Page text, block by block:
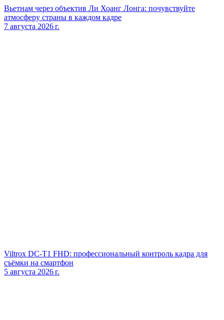
Вьетнам через объектив Ли Хоанг Лонга: почувствуйте
атмосферу страны в каждом кадре
7 августа 2026 г.
Viltrox DC‑T1 FHD: профессиональный контроль кадра для
съёмки на смартфон
5 августа 2026 г.